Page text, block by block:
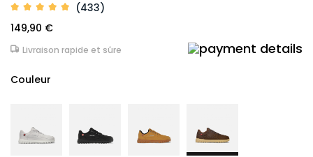
(433)
149,90 €
Livraison rapide et sûre
Couleur